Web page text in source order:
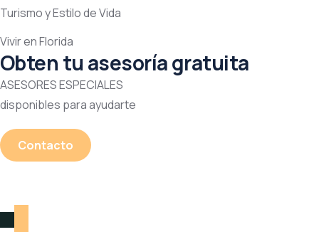
Turismo y Estilo de Vida
Vivir en Florida
Obten tu asesoría gratuita
ASESORES ESPECIALES
disponibles para ayudarte
Contacto